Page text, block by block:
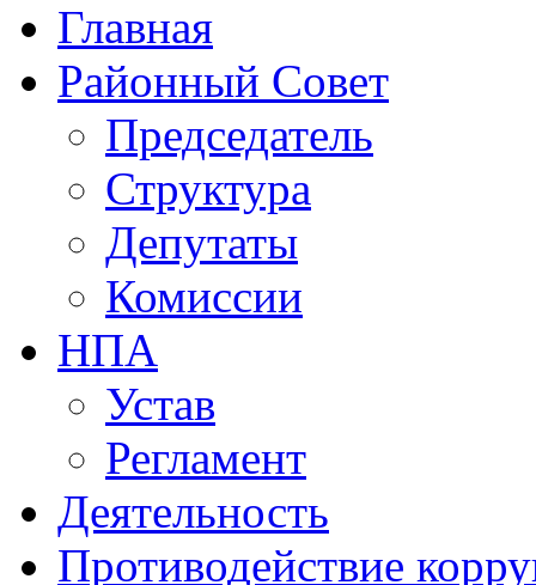
Главная
Районный Совет
Председатель
Структура
Депутаты
Комиссии
НПА
Устав
Регламент
Деятельность
Противодействие